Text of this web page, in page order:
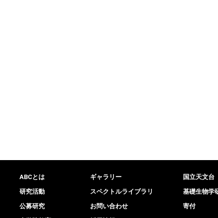
ABCとは
研究活動
公募研究
ギャラリー
スペクトルライブラリ
お問い合わせ
国立天文台
基礎生物学
寄付